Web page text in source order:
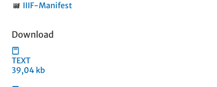
IIIF-Manifest
Download
TEXT
39,04 kb